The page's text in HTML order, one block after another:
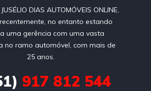
DIAS AUTOMÓVEIS ONLINE,
no entanto estando
uma gerência com uma vasta
no ramo automóvel, com mais de
25 anos.
917 812 544